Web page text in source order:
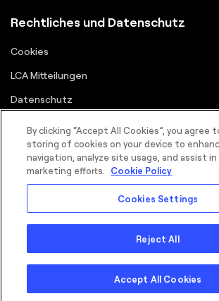
Rechtliches und Datenschutz
Cookies
LCA Mitteilungen
Datenschutz
Nutzungsbedingungen
©2026 FORTNA Inc. All rights
SitemapCookiesDatenschutz
By clicking “Accept All Cookies”, you agree
storing of cookies on your device to
navigation, analyze site usage, and assist
marketing efforts. Cookie Policy
Cookies Settings
Reject All
Accept All Cookies